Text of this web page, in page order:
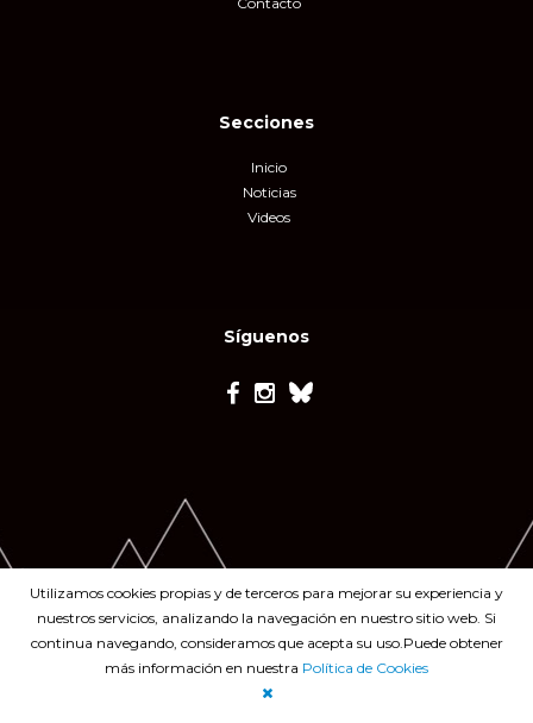
Utilizamos cookies propias y de terceros para mejorar su experiencia y
nuestros servicios, analizando la navegación en nuestro sitio web. Si
continua navegando, consideramos que acepta su uso.Puede obtener
más información en nuestra Política de Cookies
Síguenos
Secciones
Inicio
Noticias
Videos